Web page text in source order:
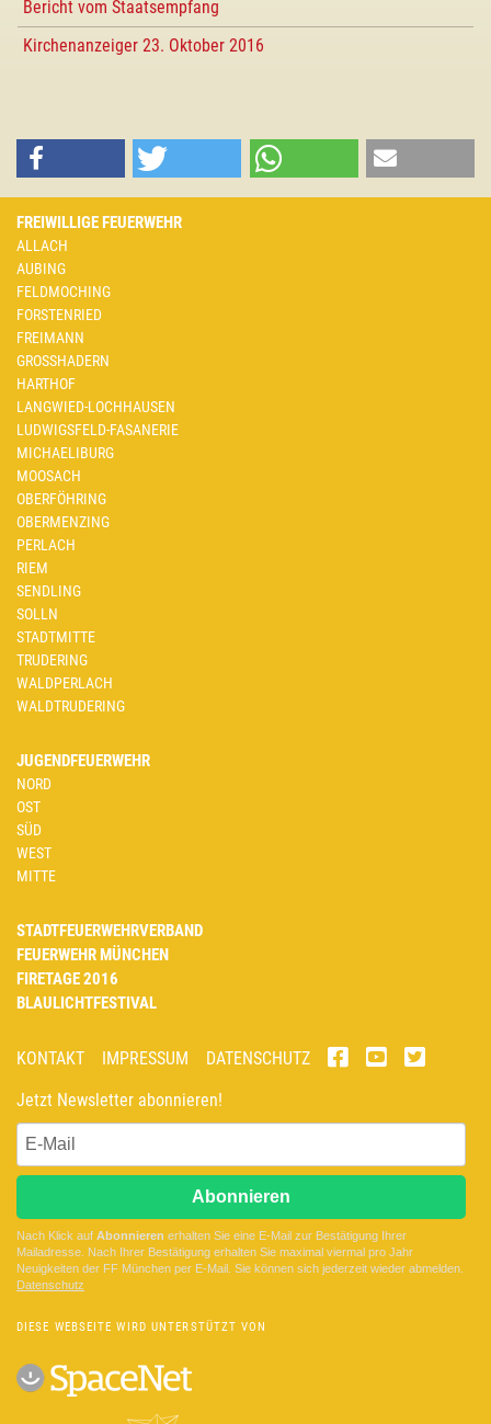
Bericht vom Staatsempfang
Kirchenanzeiger 23. Oktober 2016
FREIWILLIGE FEUERWEHR
ALLACH
AUBING
FELDMOCHING
FORSTENRIED
FREIMANN
GROSSHADERN
HARTHOF
LANGWIED-LOCHHAUSEN
LUDWIGSFELD-FASANERIE
MICHAELIBURG
MOOSACH
OBERFÖHRING
OBERMENZING
PERLACH
RIEM
SENDLING
SOLLN
STADTMITTE
TRUDERING
WALDPERLACH
WALDTRUDERING
JUGENDFEUERWEHR
NORD
OST
SÜD
WEST
MITTE
STADTFEUERWEHRVERBAND
FEUERWEHR MÜNCHEN
FIRETAGE 2016
BLAULICHTFESTIVAL
KONTAKT IMPRESSUM
DATENSCHUTZ
Jetzt Newsletter abonnieren!
Abonnieren
Nach Klick auf Abonnieren erhalten Sie eine E-Mail zur Bestätigung Ihrer
Mailadresse. Nach Ihrer Bestätigung erhalten Sie maximal viermal pro Jahr
Neuigkeiten der FF München per E-Mail. Sie können sich jederzeit wieder abmelden.
Datenschutz
DIESE WEBSEITE WIRD UNTERSTÜTZT VON